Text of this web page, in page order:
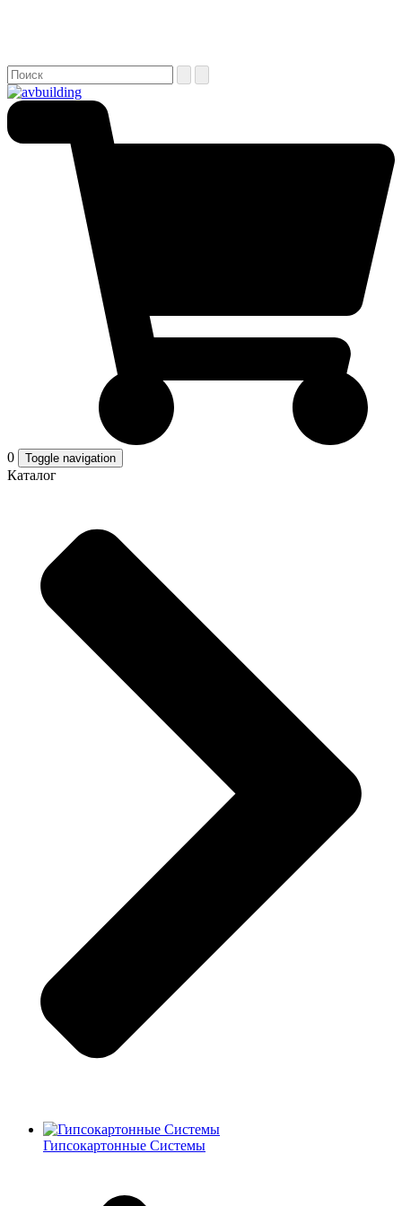
0 Toggle navigation
Каталог
Гипсокартонные Системы